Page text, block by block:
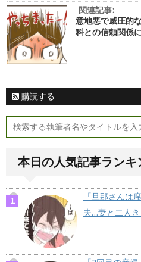
関連記事:
意地悪で威圧的
科との信頼関係
購読する
本日の人気記事ランキ
「旦那さんは
夫…妻と二人き